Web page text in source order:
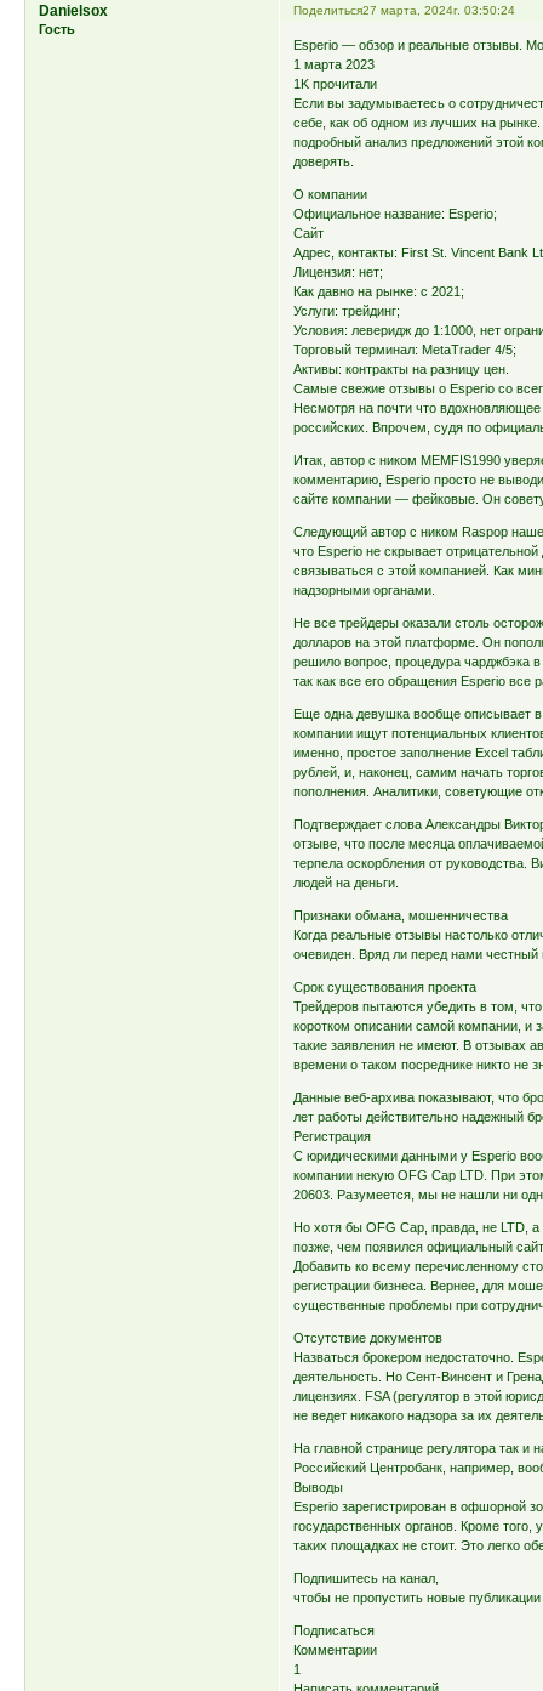
Поделиться27 марта, 2024г. 03:50:24
Danielsox
Гость
Esperio — обзор и реальные отзывы.
1 марта 2023
1K прочитали
Если вы задумываетесь о
себе, как об одном из лучших на
подробный анализ предложений этой
доверять.
О компании
Официальное название: Esperio;
Сайт
Адрес, контакты: First St. Vincent Bank
Лицензия: нет;
Как давно на рынке: с 2021;
Услуги: трейдинг;
Условия: леверидж до 1:1000, нет
Торговый терминал: MetaTrader 4/5;
Активы: контракты на разницу цен.
Самые свежие отзывы о Esperio со
Несмотря на почти что вдохновляющее
российских. Впрочем, судя по
Итак, автор с ником MEMFIS1990
комментарию, Esperio просто не
сайте компании — фейковые. Он
Следующий автор с ником Raspop
что Esperio не скрывает
связываться с этой компанией. Как
надзорными органами.
Не все трейдеры оказали столь
долларов на этой платформе. Он
решило вопрос, процедура чарджбэка
так как все его обращения Esperio все
Еще одна девушка вообще описывает в
компании ищут потенциальных
именно, простое заполнение Excel
рублей, и, наконец, самим начать
пополнения. Аналитики, советующие
Подтверждает слова Александры
отзыве, что после месяца
терпела оскорбления от руководства.
людей на деньги.
Признаки обмана, мошенничества
Когда реальные отзывы настолько
очевиден. Вряд ли перед нами
Срок существования проекта
Трейдеров пытаются убедить в том,
коротком описании самой компании, и
такие заявления не имеют. В отзывах
времени о таком посреднике никто не
Данные веб-архива показывают, что
лет работы действительно надежный
Регистрация
С юридическими данными у Esperio
компании некую OFG Cap LTD. При
20603. Разумеется, мы не нашли ни
Но хотя бы OFG Cap, правда, не LTD, а
позже, чем появился официальный
Добавить ко всему перечисленному
регистрации бизнеса. Вернее, для
существенные проблемы при
Отсутствие документов
Назваться брокером недостаточно.
деятельность. Но Сент-Винсент и
лицензиях. FSA (регулятор в этой
не ведет никакого надзора за их
На главной странице регулятора так
Российский Центробанк, например,
Выводы
Esperio зарегистрирован в офшорной
государственных органов. Кроме того,
таких площадках не стоит. Это легко
Подпишитесь на канал,
чтобы не пропустить новые публикации
Подписаться
Комментарии
1